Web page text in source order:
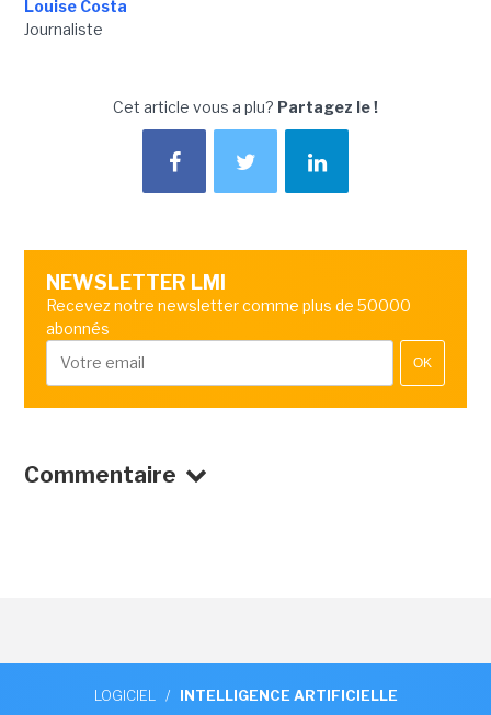
Louise Costa
Journaliste
Cet article vous a plu? Partagez le !
NEWSLETTER LMI
Recevez notre newsletter comme plus de 50000
abonnés
OK
Commentaire
LOGICIEL / INTELLIGENCE ARTIFICIELLE